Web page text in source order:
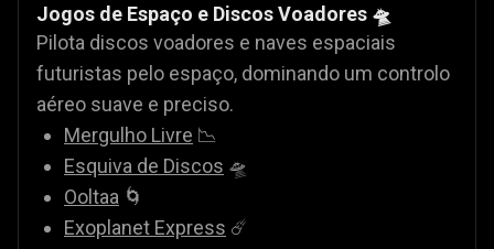
Jogos de Espaço e Discos Voadores 🛸
Pilota discos voadores e naves espaciais
futuristas pelo espaço, dominando um controlo
aéreo suave e preciso.
Mergulho Livre 📉
Esquiva de Discos 🛸
Ooltaa 🌀
Exoplanet Express ☄️